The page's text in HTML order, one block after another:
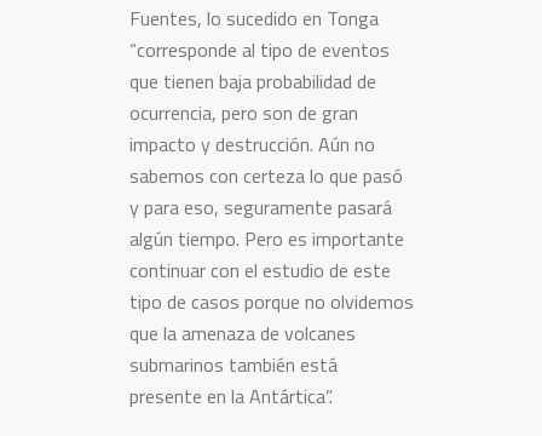
Fuentes, lo sucedido en Tonga
“corresponde al tipo de eventos
que tienen baja probabilidad de
ocurrencia, pero son de gran
impacto y destrucción. Aún no
sabemos con certeza lo que pasó
y para eso, seguramente pasará
algún tiempo. Pero es importante
continuar con el estudio de este
tipo de casos porque no olvidemos
que la amenaza de volcanes
submarinos también está
presente en la Antártica”.